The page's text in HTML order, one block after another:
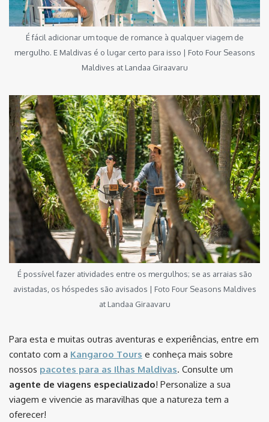
É fácil adicionar um toque de romance à qualquer viagem de
mergulho. E Maldivas é o lugar certo para isso | Foto Four Seasons
Maldives at Landaa Giraavaru
É possível fazer atividades entre os mergulhos; se as arraias são
avistadas, os hóspedes são avisados | Foto Four Seasons Maldives
at Landaa Giraavaru
Para esta e muitas outras aventuras e experiências, entre em
contato com a Kangaroo Tours e conheça mais sobre
nossos pacotes para as Ilhas Maldivas. Consulte um
agente de viagens especializado! Personalize a sua
viagem e vivencie as maravilhas que a natureza tem a
oferecer!